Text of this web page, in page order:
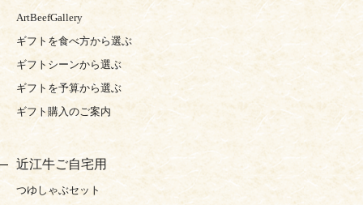
ArtBeefGallery
ギフトを食べ方から選ぶ
ギフトシーンから選ぶ
ギフトを予算から選ぶ
ギフト購入のご案内
近江牛ご自宅用
つゆしゃぶセット